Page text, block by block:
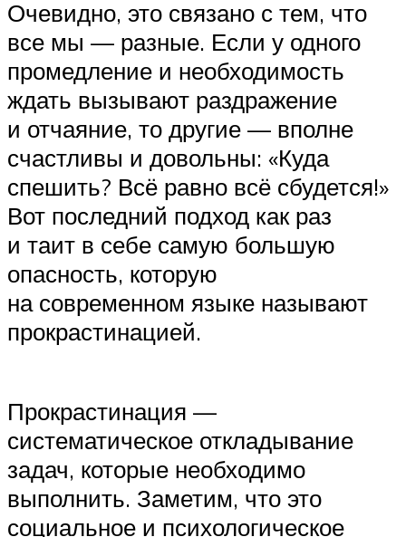
Очевидно, это связано с тем, что
все мы — разные. Если у одного
промедление и необходимость
ждать вызывают раздражение
и отчаяние, то другие — вполне
счастливы и довольны: «Куда
спешить? Всё равно всё сбудется!»
Вот последний подход как раз
и таит в себе самую большую
опасность, которую
на современном языке называют
прокрастинацией.
Прокрастинация —
систематическое откладывание
задач, которые необходимо
выполнить. Заметим, что это
социальное и психологическое